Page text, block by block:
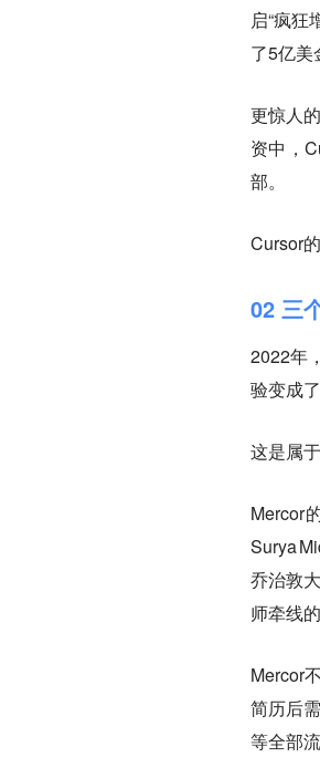
启“疯
了5亿美
更惊人
资中，
部。
Cursor
02 三
2022年
验变成
这是属
Mercor
Surya
乔治敦
师牵线
Mercor
简历后
等全部